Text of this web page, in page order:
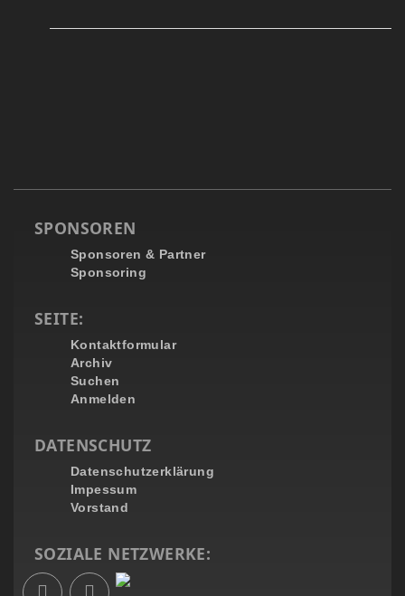
SPONSOREN
Sponsoren & Partner
Sponsoring
SEITE:
Kontaktformular
Archiv
Suchen
Anmelden
DATENSCHUTZ
Datenschutzerklärung
Impessum
Vorstand
SOZIALE NETZWERKE: